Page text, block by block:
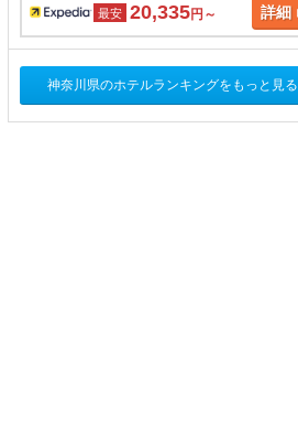
最安 20,335円～ 詳細
神奈川県のホテルランキングをもっと見る